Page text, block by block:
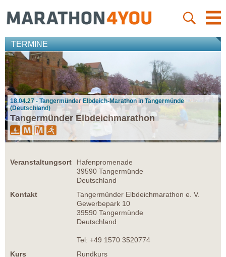
TERMINE
18.04.27 - Tangermünder Elbdeich-Marathon in Tangermünde
(Deutschland)
Tangermünder Elbdeichmarathon
Veranstaltungsort
Hafenpromenade
39590 Tangermünde
Deutschland
Kontakt
Tangermünder Elbdeichmarathon e. V.
Gewerbepark 10
39590 Tangermünde
Deutschland
Tel: +49 1570 3520774
Kurs
Rundkurs